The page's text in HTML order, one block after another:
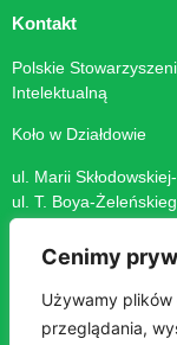
Cenimy
Używamy
przeglądania,
Kontakt
Polskie
Intelektualną
Koło w Działdowie
ul. Marii
ul. T. Boya-
13-200 Działdowo
+48 23 697 21 76
ADRES DO E-